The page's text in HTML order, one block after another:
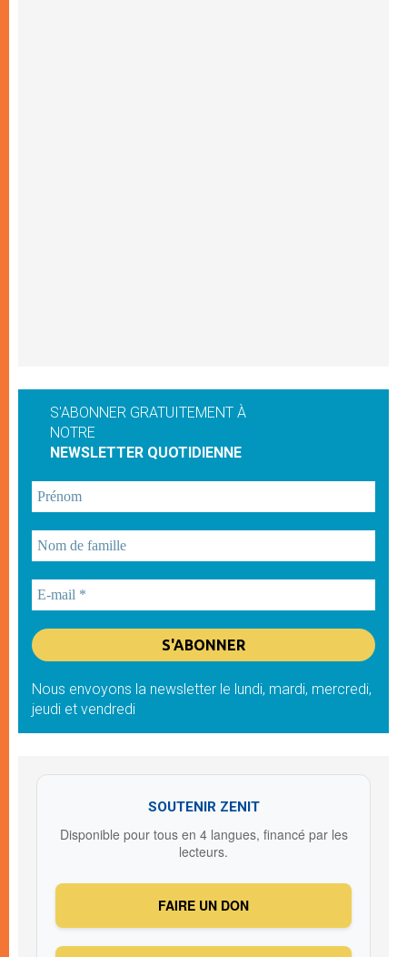
S'ABONNER GRATUITEMENT À
NOTRE
NEWSLETTER QUOTIDIENNE
Nous envoyons la newsletter le lundi, mardi, mercredi,
jeudi et vendredi
SOUTENIR ZENIT
Disponible pour tous en 4 langues, financé par les
lecteurs.
FAIRE UN DON